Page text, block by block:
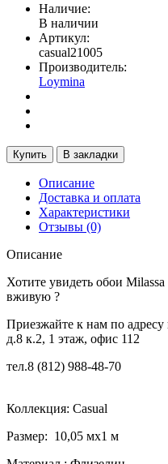
Наличие:
В наличии
Артикул:
casual21005
Производитель:
Loymina
Купить В закладки
Описание
Доставка и оплата
Характеристики
Отзывы (0)
Описание
Хотите увидеть обои
вживую ?
Приезжайте к нам по адресу
д.8 к.2, 1 этаж, офис 112
тел.8 (812) 988-48-70
Коллекция: Casual
Размер: 10,05 мx1 м